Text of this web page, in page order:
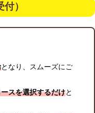
）
となり、スムーズにご
スを選択するだけと